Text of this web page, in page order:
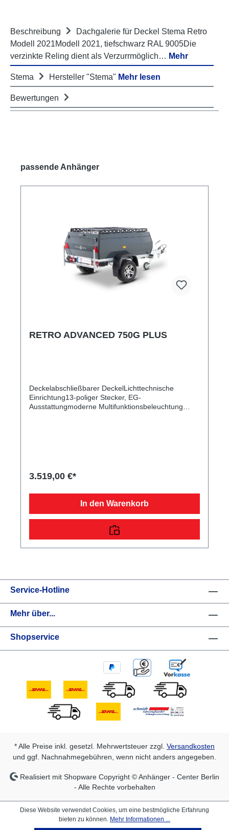
Beschreibung
Dachgalerie für Deckel Stema Retro
Modell 2021Modell 2021, tiefschwarz RAL 9005Die
verzinkte Reling dient als Verzurrmöglich… Mehr
Stema Hersteller "Stema" Mehr lesen
Bewertungen
Produktgalerie überspringen
passende Anhänger
RETRO ADVANCED 750G PLUS
Deckelabschließbarer DeckelLichttechnische
Einrichtung13-poliger Stecker, EG-
Ausstattungmoderne Multifunktionsbeleuchtung
KunststoffkotflügelFahrgestell & Rahmenoptimale
mit STEMA Sicherheits-V-Deichselschraub-
geschweißtes FahrgestellZugkugelkupplung mit
Vorbereitung)Sonstigesinkl. Garagenständer zum
Aufstellen des AnhängersBordwand, Reling und
3.519,00 €*
In den Warenkorb
Service-Hotline
Mehr über...
Shopservice
* Alle Preise inkl. gesetzl. Mehrwertsteuer zzgl. Versandkosten
und ggf. Nachnahmegebühren, wenn nicht anders angegeben.
Realisiert mit Shopware Copyright © Anhänger - Center Berlin
- Alle Rechte vorbehalten
Diese Website verwendet Cookies, um eine bestmögliche Erfahrung
bieten zu können. Mehr Informationen ...